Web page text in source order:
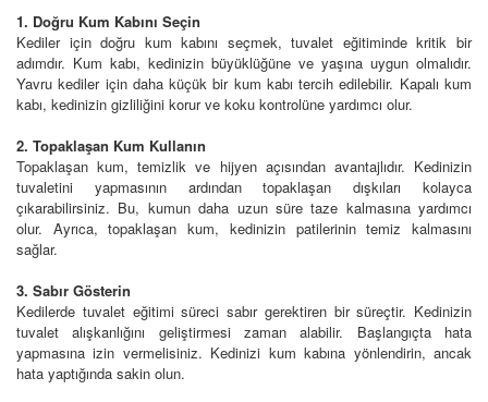
1. Doğru Kum Kabını Seçin
Kediler için doğru kum kabını seçmek, tuvalet eğitiminde kritik bir
adımdır. Kum kabı, kedinizin büyüklüğüne ve yaşına uygun olmalıdır.
Yavru kediler için daha küçük bir kum kabı tercih edilebilir. Kapalı kum
kabı, kedinizin gizliliğini korur ve koku kontrolüne yardımcı olur.
2. Topaklaşan Kum Kullanın
Topaklaşan kum, temizlik ve hijyen açısından avantajlıdır. Kedinizin
tuvaletini yapmasının ardından topaklaşan dışkıları kolayca
çıkarabilirsiniz. Bu, kumun daha uzun süre taze kalmasına yardımcı
olur. Ayrıca, topaklaşan kum, kedinizin patilerinin temiz kalmasını
sağlar.
3. Sabır Gösterin
Kedilerde tuvalet eğitimi süreci sabır gerektiren bir süreçtir. Kedinizin
tuvalet alışkanlığını geliştirmesi zaman alabilir. Başlangıçta hata
yapmasına izin vermelisiniz. Kedinizi kum kabına yönlendirin, ancak
hata yaptığında sakin olun.